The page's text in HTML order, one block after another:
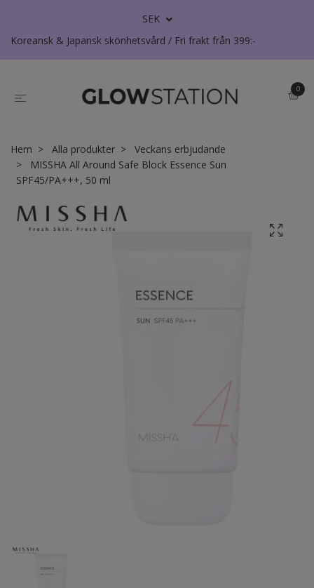
SEK
Koreansk & Japansk skönhetsvård / Fri frakt från 399:-
0
Hem Alla produkter
Veckans erbjudande
MISSHA All Around Safe Block Essence Sun
SPF45/PA+++, 50 ml